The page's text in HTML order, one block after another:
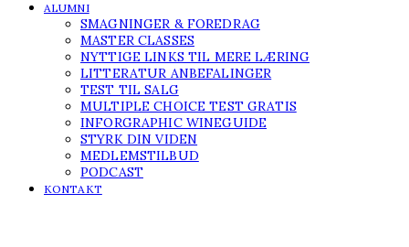
ALUMNI
SMAGNINGER & FOREDRAG
MASTER CLASSES
NYTTIGE LINKS TIL MERE LÆRING
LITTERATUR ANBEFALINGER
TEST TIL SALG
MULTIPLE CHOICE TEST GRATIS
INFORGRAPHIC WINEGUIDE
STYRK DIN VIDEN
MEDLEMSTILBUD
PODCAST
KONTAKT